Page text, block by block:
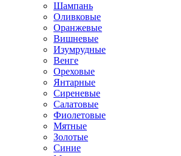
Шампань
Оливковые
Оранжевые
Вишневые
Изумрудные
Венге
Ореховые
Янтарные
Сиреневые
Салатовые
Фиолетовые
Мятные
Золотые
Синие